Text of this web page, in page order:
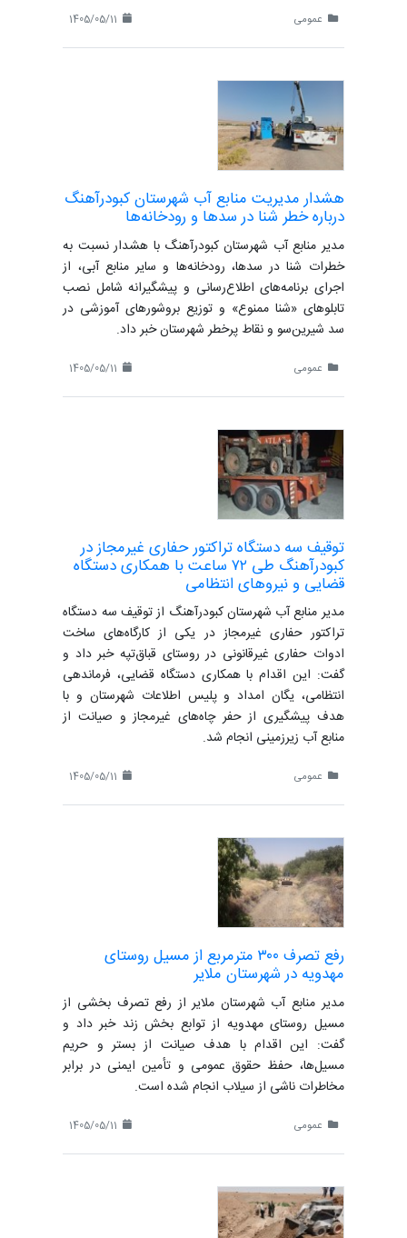
عمومی
هشدار مدیریت منابع آب شهرستان کبودرآهنگ
درباره خطر شنا در سدها و رودخانه‌ها
مدیر منابع آب شهرستان کبودرآهنگ با هشدار نسبت به
خطرات شنا در سدها، رودخانه‌ها و سایر منابع آبی، از
اجرای برنامه‌های اطلاع‌رسانی و پیشگیرانه شامل نصب
تابلوهای «شنا ممنوع» و توزیع بروشورهای آموزشی در
سد شیرین‌سو و نقاط پرخطر شهرستان خبر داد.
عمومی
توقیف سه دستگاه تراکتور حفاری غیرمجاز در
کبودرآهنگ طی ۷۲ ساعت با همکاری دستگاه
قضایی و نیروهای انتظامی
مدیر منابع آب شهرستان کبودرآهنگ از توقیف سه دستگاه
تراکتور حفاری غیرمجاز در یکی از کارگاه‌های ساخت
ادوات حفاری غیرقانونی در روستای قباق‌تپه خبر داد و
گفت: این اقدام با همکاری دستگاه قضایی، فرماندهی
انتظامی، یگان امداد و پلیس اطلاعات شهرستان و با
هدف پیشگیری از حفر چاه‌های غیرمجاز و صیانت از
منابع آب زیرزمینی انجام شد.
عمومی
رفع تصرف ۳۰۰ مترمربع از مسیل روستای
مهدویه در شهرستان ملایر
مدیر منابع آب شهرستان ملایر از رفع تصرف بخشی از
مسیل روستای مهدویه از توابع بخش زند خبر داد و
گفت: این اقدام با هدف صیانت از بستر و حریم
مسیل‌ها، حفظ حقوق عمومی و تأمین ایمنی در برابر
مخاطرات ناشی از سیلاب انجام شده است.
عمومی